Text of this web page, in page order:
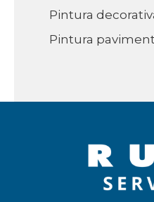
Pintura
Pintura